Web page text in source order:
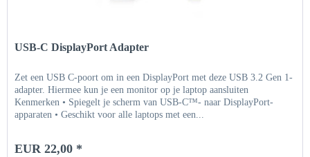
USB-C DisplayPort Adapter
Zet een USB C-poort om in een DisplayPort met deze USB 3.2 Gen 1-
adapter. Hiermee kun je een monitor op je laptop aansluiten
Kenmerken • Spiegelt je scherm van USB-C™- naar DisplayPort-
apparaten • Geschikt voor alle laptops met een...
EUR 22,00 *